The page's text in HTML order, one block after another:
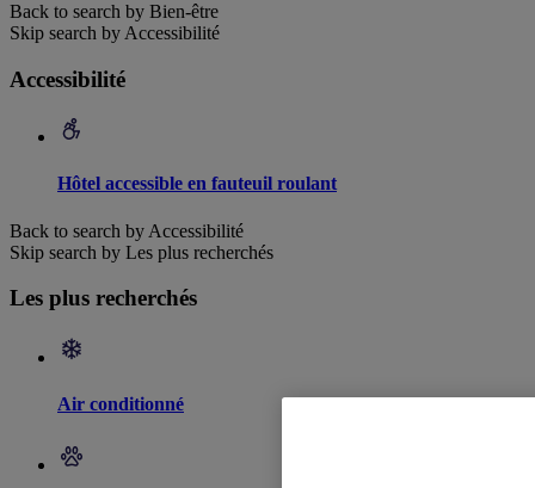
Back to search by Bien-être
Skip search by Accessibilité
Accessibilité
Hôtel accessible en fauteuil roulant
Back to search by Accessibilité
Skip search by Les plus recherchés
Les plus recherchés
Air conditionné